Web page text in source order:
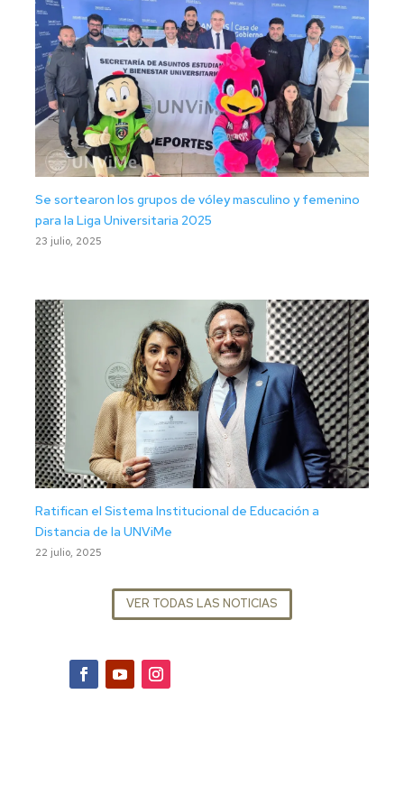
Se sortearon los grupos de vóley masculino y femenino
para la Liga Universitaria 2025
23 julio, 2025
Ratifican el Sistema Institucional de Educación a
Distancia de la UNViMe
22 julio, 2025
VER TODAS LAS NOTICIAS